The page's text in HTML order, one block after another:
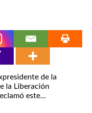
de la
la Liberación
este…